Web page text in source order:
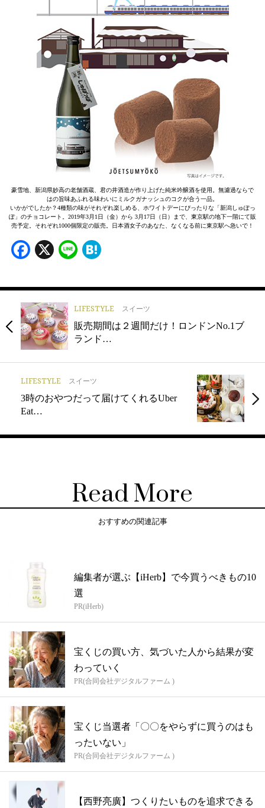
豪雪地、新潟県妙高の老舗酒蔵、君の井酒造が作り上げた純米吟醸酒を使用。無濾過ならで
はの旨味あふれる味わいにミルクガナッシュのコクが合う一品。
いかがでしたか？4種類の味がそれぞれ楽しめる、ホワイトデーにぴったりな「新潟しゅぽっ
ぽ」のチョコレート。2019年3月1日（金）から 3月17日（日）まで、東京駅の地下一階にて販
売予定。それぞれ1000個限定の販売。日本酒女子のあなた、なくなる前に東京駅へ急いで！
Facebook
X Line
LIFESTYLE スイーツ
販売期間は２週間だけ！ロンドンNo.1ブ
ランド…
LIFESTYLE スイーツ
3時のおやつだって届けてくれるUber
Eat…
Read More
おすすめの関連記事
編集者が選ぶ【iHerb】で今買うべきもの10
選
PR(iHerb)
宝くじの買い方、気づいた人から結果が変
わっていく
PR(合同会社デジタルファーム )
宝くじ当選者「〇〇をやらずに買うのはも
ったいない」
PR(合同会社デジタルファーム )
【西野亮廣】つくりたいものを追求できる